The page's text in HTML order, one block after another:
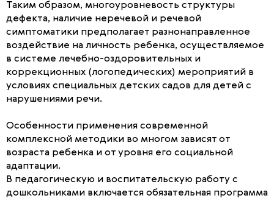
Таким образом, многоуровневость структуры
дефекта, наличие неречевой и речевой
симптоматики предполагает разнонаправленное
воздействие на личность ребенка, осуществляемое
в системе лечебно-оздоровительных и
коррекционных (логопедических) мероприятий в
условиях специальных детских садов для детей с
нарушениями речи.
Особенности применения современной
комплексной методики во многом зависят от
возраста ребенка и от уровня его социальной
адаптации.
В педагогическую и воспитательскую работу с
дошкольниками включается обязательная программа